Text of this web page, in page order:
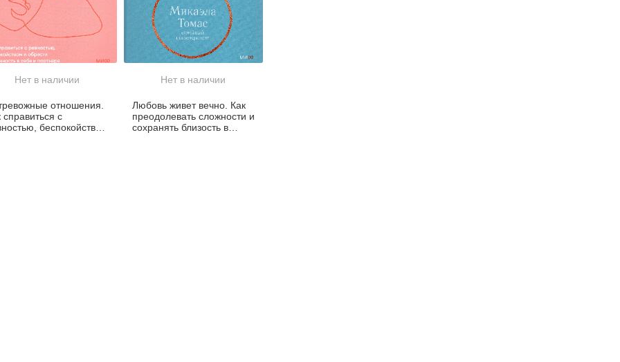
Нет в наличии
отношения.
справиться с
беспокойством
Нет в наличии
Любовь живет вечно. Как
преодолевать сложности и
сохранять близость в